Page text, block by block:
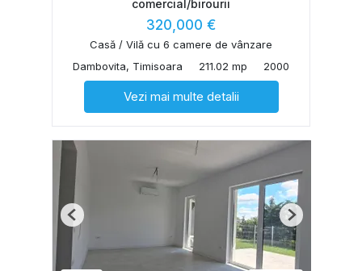
comercial/birourii
320,000 €
Casă / Vilă cu 6 camere de vânzare
Dambovita, Timisoara
211.02 mp 2000
Vezi mai multe detalii
Previous Next